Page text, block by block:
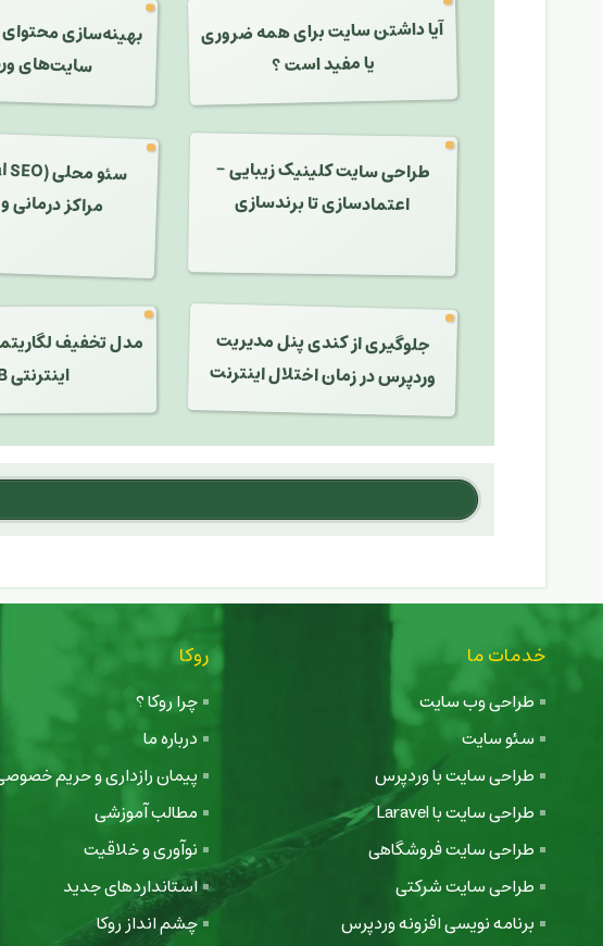
آیا داشتن سایت برای همه ضروری
یا مفید است ؟
بهینه‌سازی
سایت‌های
طراحی سایت کلینیک زیبایی -
اعتمادسازی تا برندسازی
سئو محلی (
Local SEO
مراکز
جلوگیری از کندی پنل مدیریت
وردپرس در زمان اختلال اینترنت
مدل تخفیف
اینترنتی B2B
خدمات ما
طراحی وب سایت
سئو سایت
طراحی سایت با وردپرس
طراحی سایت با Laravel
طراحی سایت فروشگاهی
طراحی سایت شرکتی
برنامه نویسی افزونه وردپرس
روکا
چرا روکا ؟
درباره ما
پیمان رازداری و حریم
مطالب آموزشی
نوآوری و خلاقیت
استانداردهای جدید
چشم انداز روکا